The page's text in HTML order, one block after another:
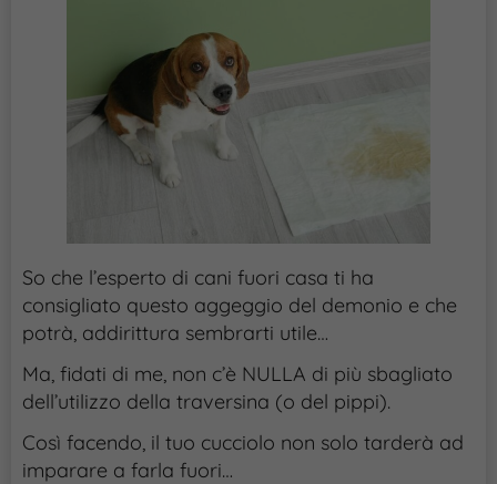
So che l’esperto di cani fuori casa ti ha
consigliato questo aggeggio del demonio e che
potrà, addirittura sembrarti utile…
Ma, fidati di me, non c’è NULLA di più sbagliato
dell’utilizzo della traversina (o del pippi).
Così facendo, il tuo cucciolo non solo tarderà ad
imparare a farla fuori…